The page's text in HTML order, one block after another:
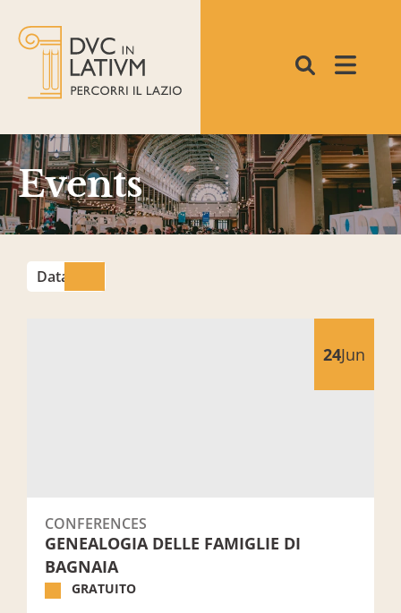
Events
Data
GENEALOGIA DELLE FAMIGLIE DI
BAGNAIA
CONFERENCES
24Jun
GRATUITO